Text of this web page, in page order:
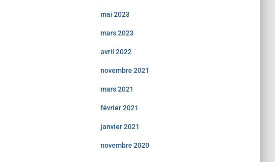
mai 2023
mars 2023
avril 2022
novembre 2021
mars 2021
février 2021
janvier 2021
novembre 2020